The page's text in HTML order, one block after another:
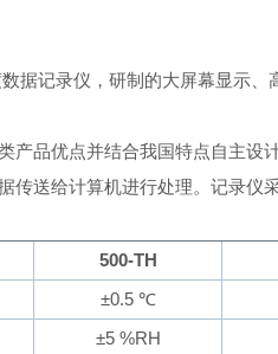
据记录仪，研制的大屏幕显示
产品优点并结合我国特点自主设
传送给计算机进行处理。记录
500-TH
±0.5 ℃
±5 %RH